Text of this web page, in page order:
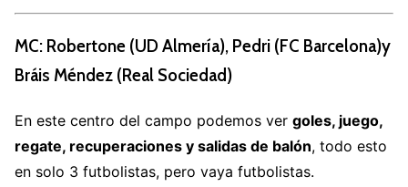
MC: Robertone (UD Almería), Pedri (FC Barcelona)y
Bráis Méndez (Real Sociedad)
En este centro del campo podemos ver goles, juego,
regate, recuperaciones y salidas de balón, todo esto
en solo 3 futbolistas, pero vaya futbolistas.